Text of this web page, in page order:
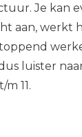
Je kan
aan, werkt
luister
11.